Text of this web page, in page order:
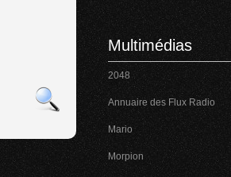
Multimédias
2048
Annuaire des Flux Radio
Mario
Morpion